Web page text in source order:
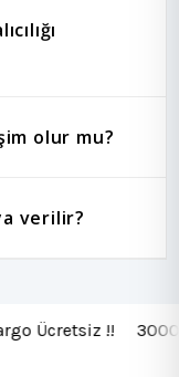
olur mu?
verilir?
Ücretsiz !!